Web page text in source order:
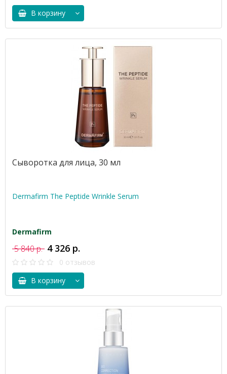
В корзину
Сыворотка для лица, 30 мл
Dermafirm The Peptide Wrinkle Serum
Dermafirm
5 840 р. 4 326 р.
0 отзывов
В корзину